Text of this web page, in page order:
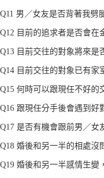
Q11 男／女友是否背著我劈
Q12 目前的追求者是否會在
Q13 目前交往的對象將來是
Q14 目前交往的對象已有家
Q15 何時可以跟現任不好的
Q16 跟現任分手後會遇到好
Q17 是否有機會跟前男／女
Q18 婚後和另一半的相處沒
Q19 婚後和另一半感情生變